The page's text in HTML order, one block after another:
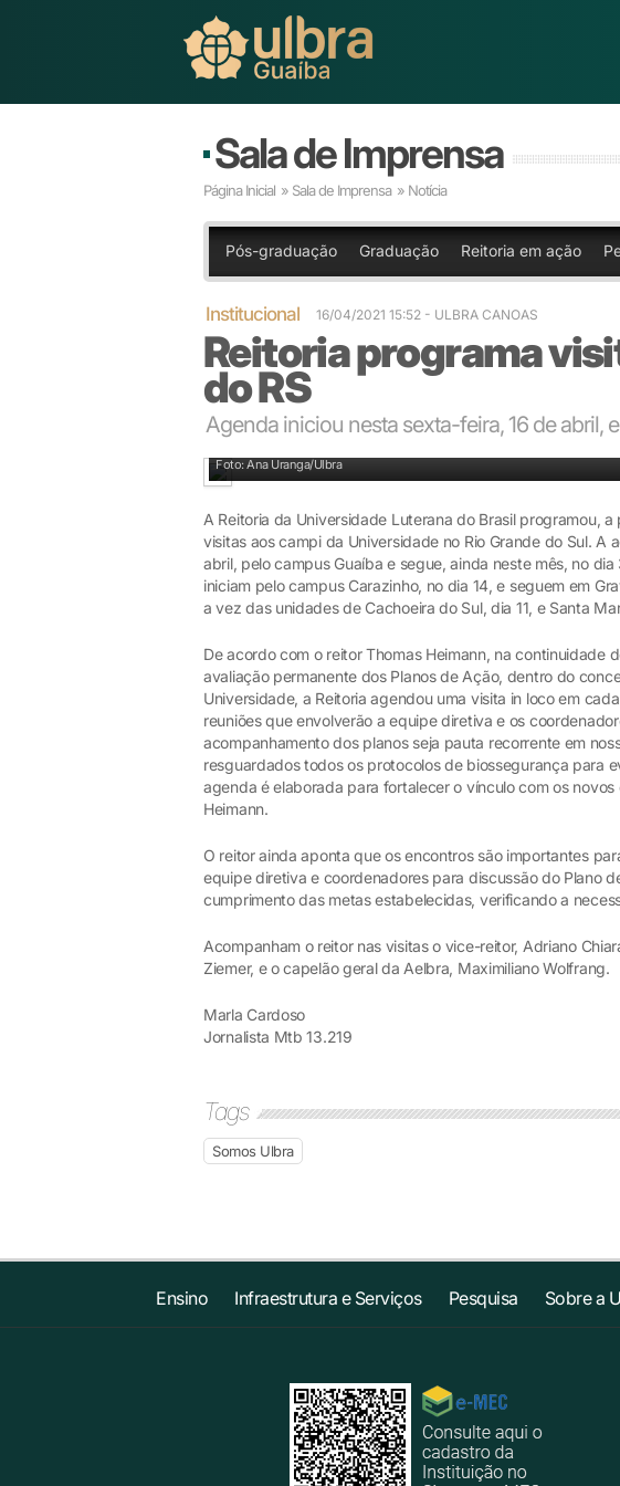
Sala de Imprensa
Página Inicial » Sala de Imprensa » Notícia
Pós-graduação Graduação Reitoria em ação
Institucional 16/04/2021 15:52 - ULBRA CANOAS
Reitoria programa
do RS
Agenda iniciou nesta sexta-feira, 16 de abril,
Foto: Ana Uranga/Ulbra
A Reitoria da Universidade Luterana do Brasil programou,
visitas aos campi da Universidade no Rio Grande do Sul. A
abril, pelo campus Guaíba e segue, ainda neste mês, no
iniciam pelo campus Carazinho, no dia 14, e seguem em
a vez das unidades de Cachoeira do Sul, dia 11, e Santa
De acordo com o reitor Thomas Heimann, na continuidade
avaliação permanente dos Planos de Ação, dentro do
Universidade, a Reitoria agendou uma visita in loco em
reuniões que envolverão a equipe diretiva e os
acompanhamento dos planos seja pauta recorrente em
resguardados todos os protocolos de biossegurança para
agenda é elaborada para fortalecer o vínculo com os
Heimann.
O reitor ainda aponta que os encontros são importantes
equipe diretiva e coordenadores para discussão do Plano
cumprimento das metas estabelecidas, verificando a
Acompanham o reitor nas visitas o vice-reitor, Adriano
Ziemer, e o capelão geral da Aelbra, Maximiliano Wolfrang.
Marla Cardoso
Jornalista Mtb 13.219
Tags
Somos Ulbra
Ensino Infraestrutura e Serviços Pesquisa Sobre a